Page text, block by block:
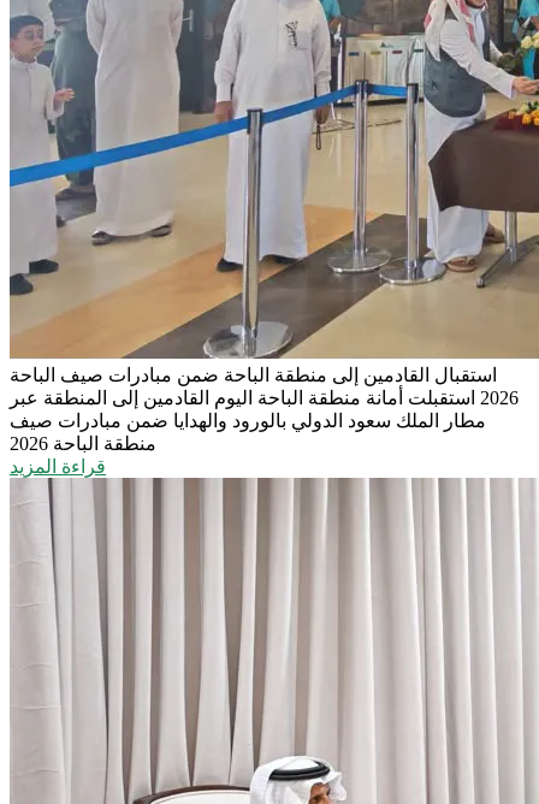
استقبال القادمين إلى منطقة الباحة ضمن مبادرات صيف الباحة
2026 استقبلت أمانة منطقة الباحة اليوم القادمين إلى المنطقة عبر
مطار الملك سعود الدولي بالورود والهدايا ضمن مبادرات صيف
منطقة الباحة 2026
قراءة المزيد